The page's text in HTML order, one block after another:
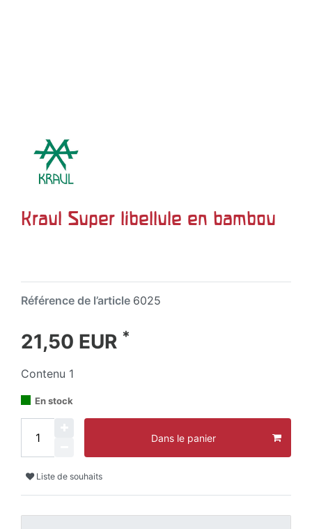
Kraul Super libellule en bambou
Référence de l’article 6025
21,50 EUR *
Contenu 1
En stock
Dans le panier
Liste de souhaits